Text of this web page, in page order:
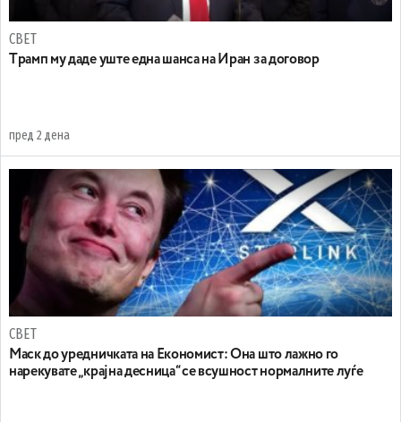
СВЕТ
Tрамп му даде уште една шанса на Иран за договор
пред 2 дена
СВЕТ
Маск до уредничката на Економист: Она што лажно го
нарекувате „крајна десница“ се всушност нормалните луѓе